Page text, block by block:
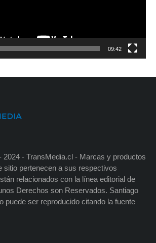
09:42
2024 - TransMedia.cl - Marcas y productos
sitio pertenecen a sus respectivos
relacionados con la línea editorial de
Derechos son Reservados. Santiago
puede ser reproducido citando la fuente